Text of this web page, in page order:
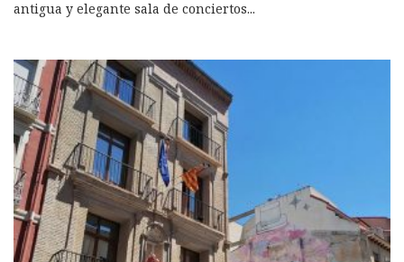
antigua y elegante sala de conciertos...